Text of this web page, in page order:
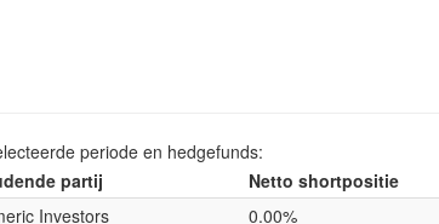
periode en hedgefunds:
partij
Netto shortpositie
Investors 0.00%